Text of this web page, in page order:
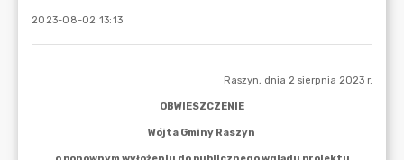
2023-08-02 13:13